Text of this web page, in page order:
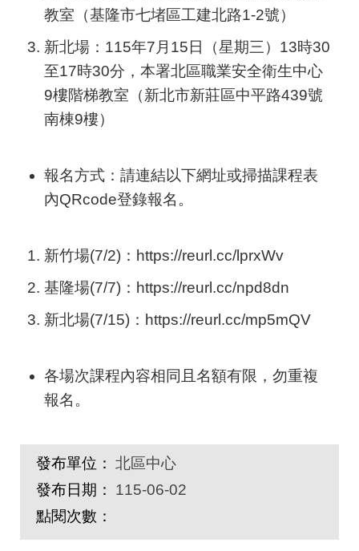
教室（基隆市七堵區工建北路1-2號）
新北場：115年7月15日（星期三）13時30
至17時30分，本署北區職業安全衛生中心
9樓階梯教室（新北市新莊區中平路439號
南棟9樓）
報名方式：請連結以下網址或掃描課程表
內QRcode登錄報名。
新竹場(7/2)：https://reurl.cc/lprxWv
基隆場(7/7)：https://reurl.cc/npd8dn
新北場(7/15)：https://reurl.cc/mp5mQV
各場次課程內容相同且名額有限，勿重複
報名。
發布單位： 北區中心
發布日期：
115-06-02
點閱次數：